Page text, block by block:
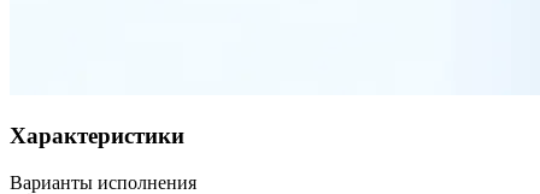
Характеристики
Варианты исполнения